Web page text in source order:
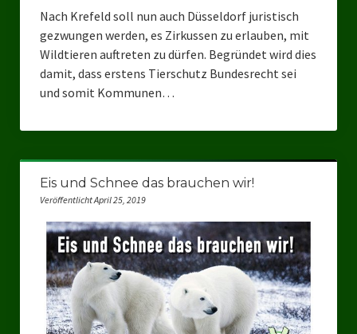
Nach Krefeld soll nun auch Düsseldorf juristisch
gezwungen werden, es Zirkussen zu erlauben, mit
Wildtieren auftreten zu dürfen. Begründet wird dies
damit, dass erstens Tierschutz Bundesrecht sei
und somit Kommunen…
Eis und Schnee das brauchen wir!
Veröffentlicht April 25, 2019